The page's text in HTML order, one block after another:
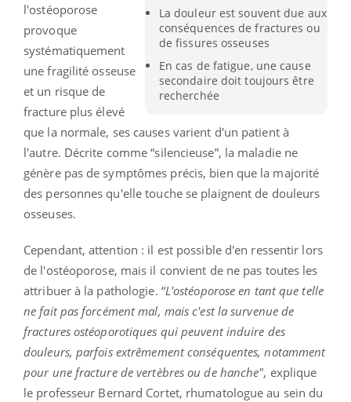
La douleur est souvent due aux
conséquences de fractures ou
de fissures osseuses
En cas de fatigue, une cause
secondaire doit toujours être
recherchée
l'ostéoporose
provoque
systématiquement
une fragilité osseuse
et un risque de
fracture plus élevé
que la normale, ses causes varient d'un patient à
l'autre. Décrite comme “silencieuse”, la maladie ne
génère pas de symptômes précis, bien que la majorité
des personnes qu'elle touche se plaignent de douleurs
osseuses.
Cependant, attention : il est possible d'en ressentir lors
de l'ostéoporose, mais il convient de ne pas toutes les
attribuer à la pathologie. “L'ostéoporose en tant que telle
ne fait pas forcément mal, mais c'est la survenue de
fractures ostéoporotiques qui peuvent induire des
douleurs, parfois extrêmement conséquentes, notamment
pour une fracture de vertèbres ou de hanche", explique
le professeur Bernard Cortet, rhumatologue au sein du